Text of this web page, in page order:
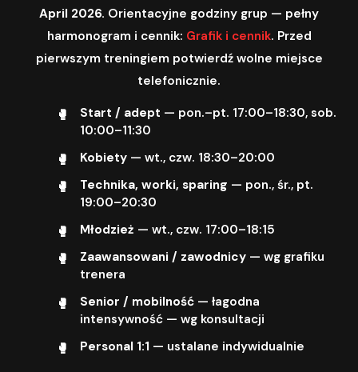
April 2026. Orientacyjne godziny grup — pełny
harmonogram i cennik: Grafik i cennik. Przed
pierwszym treningiem potwierdź wolne miejsce
telefonicznie.
Start / adept — pon.–pt. 17:00–18:30, sob.
10:00–11:30
Kobiety— wt., czw. 18:30–20:00
Technika, worki, sparing — pon., śr., pt.
19:00–20:30
Młodzież — wt., czw. 17:00–18:15
Zaawansowani / zawodnicy— wg grafiku
trenera
Senior / mobilność— łagodna
intensywność — wg konsultacji
Personal 1:1 — ustalane indywidualnie